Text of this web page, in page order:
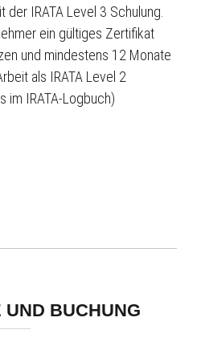
der IRATA Level 3 Schulung.
ein gültiges Zertifikat
und mindestens 12 Monate
als IRATA Level 2
im IRATA-Logbuch)
UND BUCHUNG